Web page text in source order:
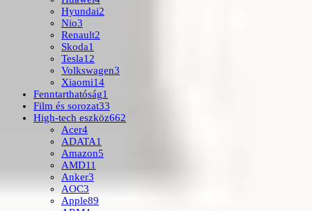
Hyundai2
Nio3
Renault2
Skoda1
Tesla12
Volkswagen3
Xiaomi14
Fenntarthatóság1
Film és sorozat33
High-tech eszköz662
Acer4
ADATA1
Amazon5
AMD11
Anker3
AOC3
Apple89